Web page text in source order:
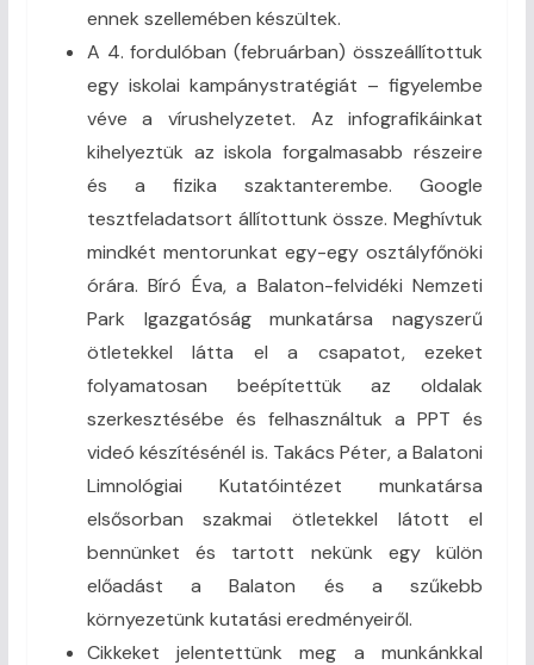
ennek szellemében készültek.
A 4. fordulóban (februárban) összeállítottuk
egy iskolai kampánystratégiát – figyelembe
véve a vírushelyzetet. Az infografikáinkat
kihelyeztük az iskola forgalmasabb részeire
és a fizika szaktanterembe. Google
tesztfeladatsort állítottunk össze. Meghívtuk
mindkét mentorunkat egy-egy osztályfőnöki
órára. Bíró Éva, a Balaton-felvidéki Nemzeti
Park Igazgatóság munkatársa nagyszerű
ötletekkel látta el a csapatot, ezeket
folyamatosan beépítettük az oldalak
szerkesztésébe és felhasználtuk a PPT és
videó készítésénél is. Takács Péter, a Balatoni
Limnológiai Kutatóintézet munkatársa
elsősorban szakmai ötletekkel látott el
bennünket és tartott nekünk egy külön
előadást a Balaton és a szűkebb
környezetünk kutatási eredményeiről.
Cikkeket jelentettünk meg a munkánkkal